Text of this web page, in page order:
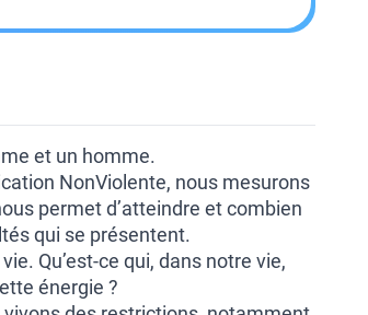
et un homme.
NonViolente, nous mesurons
permet d’atteindre et combien
qui se présentent.
Qu’est-ce qui, dans notre vie,
énergie ?